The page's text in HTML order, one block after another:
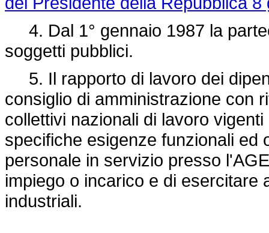
4. Dal 1° gennaio 1987 la
soggetti pubblici.
5. Il rapporto di lavoro dei
consiglio di amministrazione con
collettivi nazionali di lavoro
specifiche esigenze funzionali ed
personale in servizio presso
impiego o incarico e di esercitare
industriali.